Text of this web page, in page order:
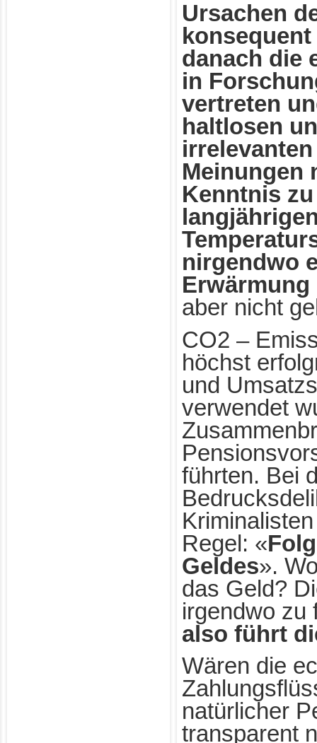
Ursachen
danach die
in
vertreten
haltlosen
Meinungen
Kenntnis
nirgendwo
Erwärmung
aber nicht
CO2 –
höchst
und
verwendet
führten. Bei
Regel: «
Geldes».
das Geld?
irgendwo
also führt
Wären die
natürlicher
transparent